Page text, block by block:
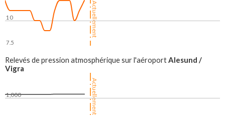
Actuellement
7.5
10
Relevés de pression atmosphérique sur l'aéroportAlesund /
Vigra
Actuellement
1,000